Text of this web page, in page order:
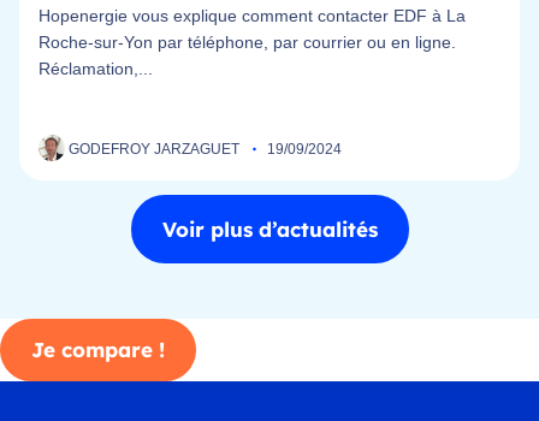
Hopenergie vous explique comment contacter EDF à La
Roche-sur-Yon par téléphone, par courrier ou en ligne.
Réclamation,...
GODEFROY JARZAGUET 19/09/2024
Voir plus d’actualités
Je compare !